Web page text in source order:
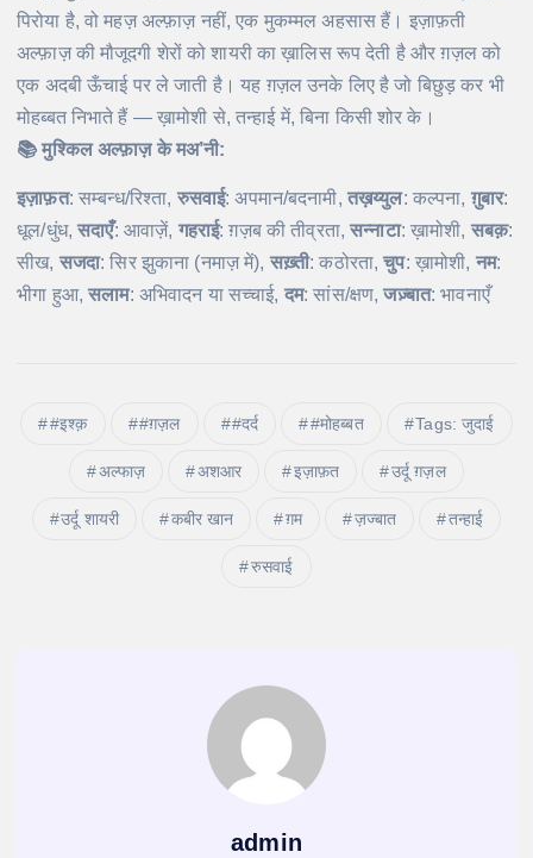
पिरोया है, वो महज़ अल्फ़ाज़ नहीं, एक मुकम्मल अहसास हैं। इज़ाफ़ती
अल्फ़ाज़ की मौजूदगी शेरों को शायरी का ख़ालिस रूप देती है और ग़ज़ल को
एक अदबी ऊँचाई पर ले जाती है। यह ग़ज़ल उनके लिए है जो बिछुड़ कर भी
मोहब्बत निभाते हैं — ख़ामोशी से, तन्हाई में, बिना किसी शोर के।
📚 मुश्किल अल्फ़ाज़ के मअ’नी:
इज़ाफ़त: सम्बन्ध/रिश्ता, रुसवाई: अपमान/बदनामी, तख़य्युल: कल्पना, ग़ुबार:
धूल/धुंध,सदाएँ: आवाज़ें, गहराई: ग़ज़ब की तीव्रता,सन्नाटा: ख़ामोशी, सबक़:
सीख, सजदा: सिर झुकाना (नमाज़ में), सख़्ती: कठोरता,चुप: ख़ामोशी, नम:
भीगा हुआ,सलाम: अभिवादन या सच्चाई, दम: सांस/क्षण,जज़्बात: भावनाएँ
#इश्क़ #ग़ज़ल #दर्द #मोहब्बत Tags: जुदाई
अल्फाज़ अशआर इज़ाफ़त उर्दू ग़ज़ल
उर्दू शायरी कबीर खान ग़म ज़ज्बात तन्हाई
रुसवाई
admin